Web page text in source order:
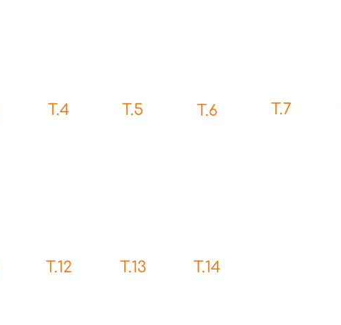
T.4 T.5 T.6 T.7
T.12 T.13 T.14